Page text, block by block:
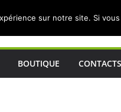
BOUTIQUE CONTACTS
sur notre site. Si